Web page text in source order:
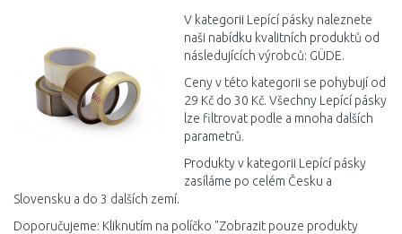
V kategorii Lepící pásky naleznete
naši nabídku kvalitních produktů od
následujících výrobců: GÜDE.
Ceny v této kategorii se pohybují od
29 Kč do 30 Kč. Všechny Lepící pásky
lze filtrovat podle a mnoha dalších
parametrů.
Produkty v kategorii Lepící pásky
zasíláme po celém Česku a
Slovensku a do 3 dalších zemí.
Doporučujeme: Kliknutím na políčko "Zobrazit pouze produkty